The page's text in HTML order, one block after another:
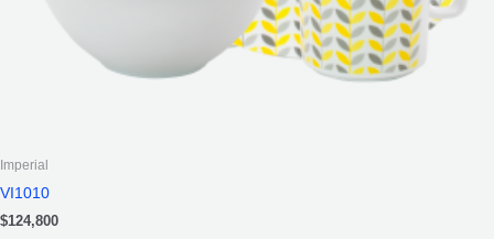
Imperial
VI1010
$124,800